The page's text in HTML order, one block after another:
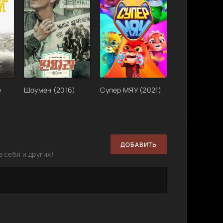
20.18
GB
3 7
9.53 GB 2
0
8.49 GB 0
2
4.47 GB 0
1
4.51 GB 0
1
4.48 GB
1
26.71
1
Шоумен (2016) Супер МЯУ (2021)
и других!
ДОБАВИТЬ